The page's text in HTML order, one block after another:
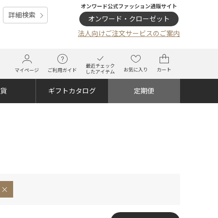
詳細検索
オンワード公式ファッション通販サイト
オンワード・クローゼット
法人向けご注文サービスのご案内
マイページ ご利用ガイド
最近チェック
したアイテム
お気に入り カート
ギフトカタログ 定期便